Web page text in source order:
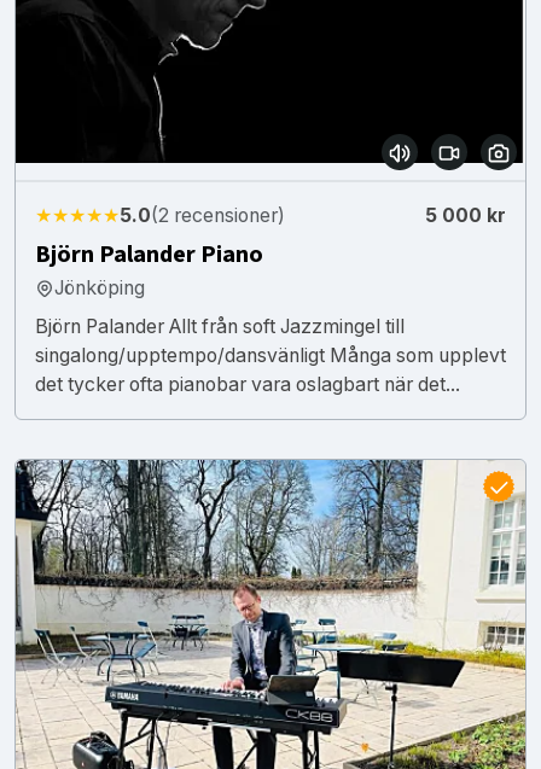
★★★★★5.0(2 recensioner) 5 000 kr
Björn Palander Piano
Jönköping
Björn Palander Allt från soft Jazzmingel till
singalong/upptempo/dansvänligt Många som upplevt
det tycker ofta pianobar vara oslagbart när det...